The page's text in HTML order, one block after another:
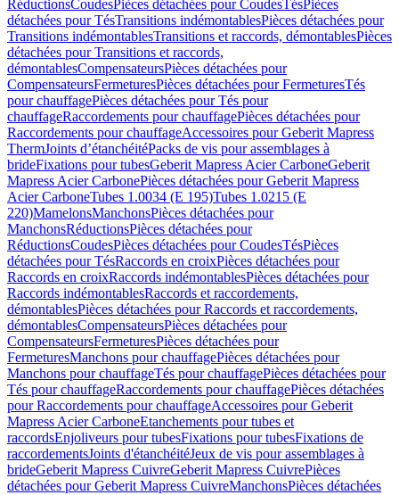
RéductionsCoudesPièces détachées pour CoudesTésPièces
détachées pour TésTransitions indémontablesPièces détachées pour
Transitions indémontablesTransitions et raccords, démontablesPièces
détachées pour Transitions et raccords,
démontablesCompensateursPièces détachées pour
CompensateursFermeturesPièces détachées pour FermeturesTés
pour chauffagePièces détachées pour Tés pour
chauffageRaccordements pour chauffagePièces détachées pour
Raccordements pour chauffageAccessoires pour Geberit Mapress
ThermJoints d’étanchéitéPacks de vis pour assemblages à
brideFixations pour tubesGeberit Mapress Acier CarboneGeberit
Mapress Acier CarbonePièces détachées pour Geberit Mapress
Acier CarboneTubes 1.0034 (E 195)Tubes 1.0215 (E
220)MamelonsManchonsPièces détachées pour
ManchonsRéductionsPièces détachées pour
RéductionsCoudesPièces détachées pour CoudesTésPièces
détachées pour TésRaccords en croixPièces détachées pour
Raccords en croixRaccords indémontablesPièces détachées pour
Raccords indémontablesRaccords et raccordements,
démontablesPièces détachées pour Raccords et raccordements,
démontablesCompensateursPièces détachées pour
CompensateursFermeturesPièces détachées pour
FermeturesManchons pour chauffagePièces détachées pour
Manchons pour chauffageTés pour chauffagePièces détachées pour
Tés pour chauffageRaccordements pour chauffagePièces détachées
pour Raccordements pour chauffageAccessoires pour Geberit
Mapress Acier CarboneEtanchements pour tubes et
raccordsEnjoliveurs pour tubesFixations pour tubesFixations de
raccordementsJoints d'étanchéitéJeux de vis pour assemblages à
brideGeberit Mapress CuivreGeberit Mapress CuivrePièces
détachées pour Geberit Mapress CuivreManchonsPièces détachées